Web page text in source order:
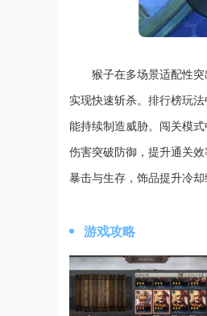
猴子在多场景适配性
实现快速斩杀。排行榜玩
能持续制造威胁。闯关模
伤害突破防御，提升通关
暴击与生存，饰品提升冷
游戏攻略